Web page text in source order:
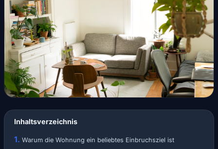
Inhaltsverzeichnis
Warum die Wohnung ein beliebtes Einbruchsziel ist